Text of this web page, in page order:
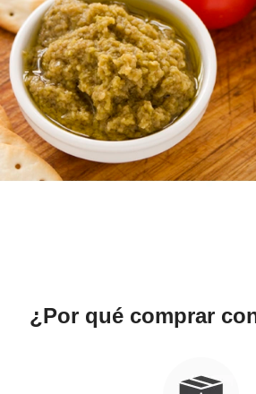
¿Por qué comprar